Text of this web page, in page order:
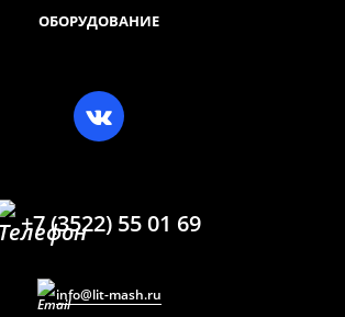
ОБОРУДОВАНИЕ
+7 (3522) 55 01 69
info@lit-mash.ru